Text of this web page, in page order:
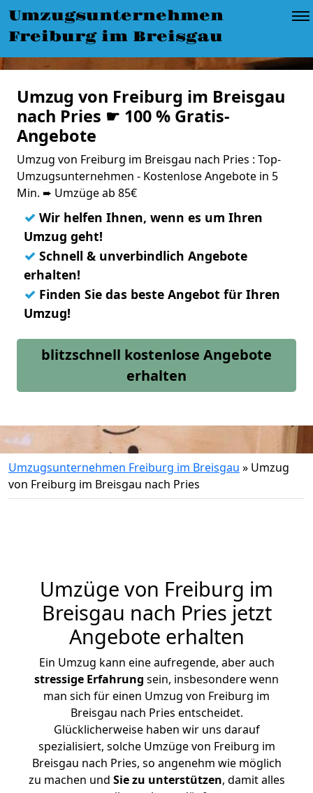
Umzugsunternehmen
Freiburg im Breisgau
Umzug von Freiburg im Breisgau
nach Pries ☛ 100 % Gratis-
Angebote
Umzug von Freiburg im Breisgau nach Pries : Top-
Umzugsunternehmen - Kostenlose Angebote in 5
Min. ➨ Umzüge ab 85€
✓ Wir helfen Ihnen, wenn es um Ihren
Umzug geht!
✓ Schnell & unverbindlich Angebote
erhalten!
✓ Finden Sie das beste Angebot für Ihren
Umzug!
blitzschnell kostenlose Angebote
erhalten
Umzugsunternehmen Freiburg im Breisgau » Umzug
von Freiburg im Breisgau nach Pries
Umzüge von Freiburg im
Breisgau nach Pries jetzt
Angebote erhalten
Ein Umzug kann eine aufregende, aber auch
stressige Erfahrung sein, insbesondere wenn
man sich für einen Umzug von Freiburg im
Breisgau nach Pries entscheidet.
Glücklicherweise haben wir uns darauf
spezialisiert, solche Umzüge von Freiburg im
Breisgau nach Pries, so angenehm wie möglich
zu machen und Sie zu unterstützen, damit alles